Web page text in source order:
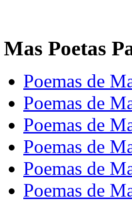
Mas Poetas
Poemas de
Poemas de
Poemas de
Poemas de
Poemas de
Poemas de